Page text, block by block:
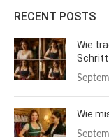
RECENT POSTS
Wie
Wie